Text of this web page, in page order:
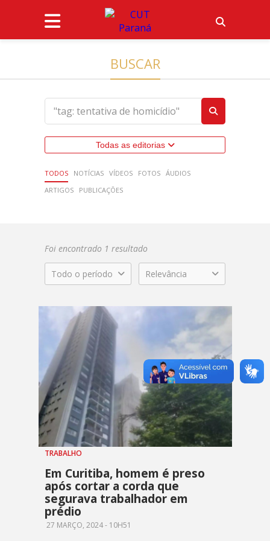
BUSCAR
Todas as editorias
TODOS NOTÍCIAS VÍDEOS FOTOS ÁUDIOS
ARTIGOS
PUBLICAÇÕES
Foi encontrado 1 resultado
Todo o período Relevância
TRABALHO
Em Curitiba, homem é preso
após cortar a corda que
segurava trabalhador em
prédio
27 MARÇO, 2024 - 10H51